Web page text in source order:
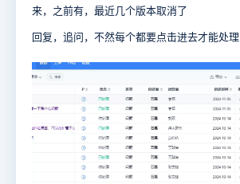
来，之前有，最近几个版本取消了
回复，追问，不然每个都要点击进去才能处理